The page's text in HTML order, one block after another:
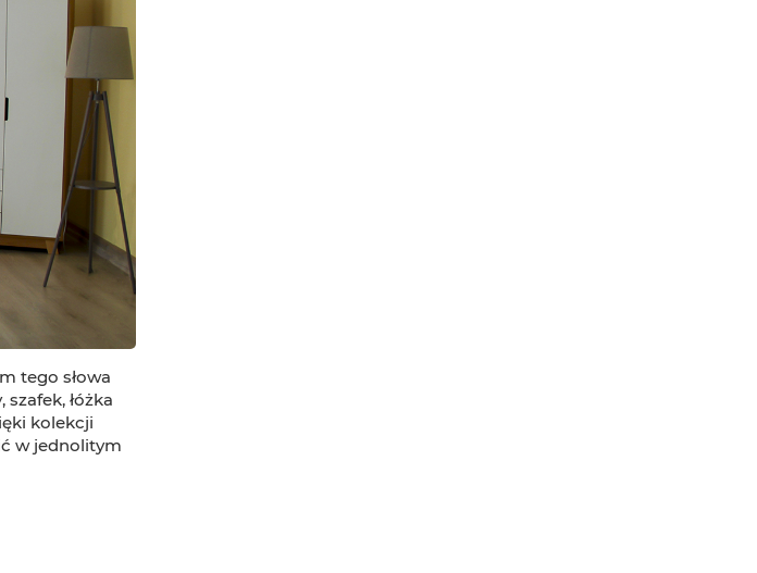
tego słowa
łóżka
kolekcji
w jednolitym